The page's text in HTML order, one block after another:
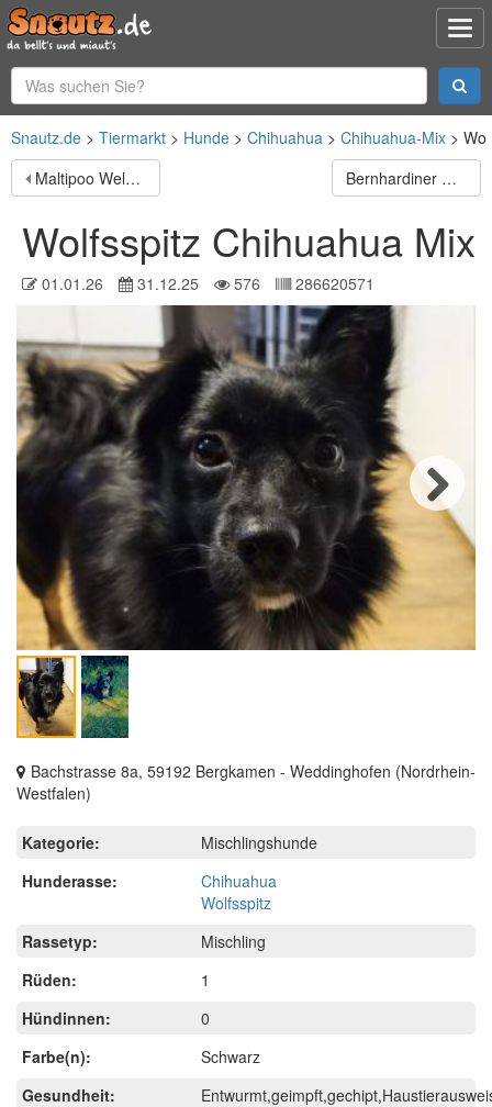
Snautz.de Tiermarkt Hunde Chihuahua Chihuahua-Mix
Maltipoo Welpe Hündin
Bernhardiner Senior in gute Hände abzugeben dringend
Wolfsspitz Chihuahua Mix
01.01.26 31.12.25 576 286620571
Next
Bachstrasse 8a, 59192 Bergkamen - Weddinghofen (Nordrhein-
Westfalen)
Kategorie:
Mischlingshunde
Hunderasse:
Chihuahua
Wolfsspitz
Rassetyp:
Mischling
Rüden:
1
Hündinnen:
0
Farbe(n):
Schwarz
Gesundheit: